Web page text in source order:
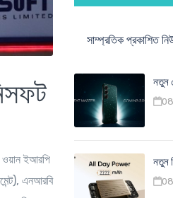
ওয়ান ইআরপি
এনআরবি
সাম্প্রতিক প্রকাশিত
নতুন
নতুন